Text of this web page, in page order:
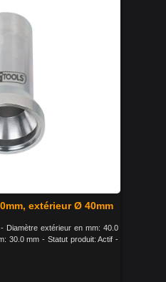
extérieur Ø 40mm
Diamètre extérieur en mm: 40.0
30.0 mm - Statut produit: Actif -